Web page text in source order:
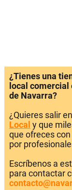
¿Tienes una
local comercial
de Navarra?
¿Quieres salir
Local y que
que ofreces
por
Escríbenos a
para contactar